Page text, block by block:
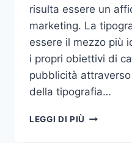
risulta essere un
marketing. La
essere il mezzo più
i propri obiettivi di
pubblicità
della tipografia…
LEGGI DI PIÙ VUOI